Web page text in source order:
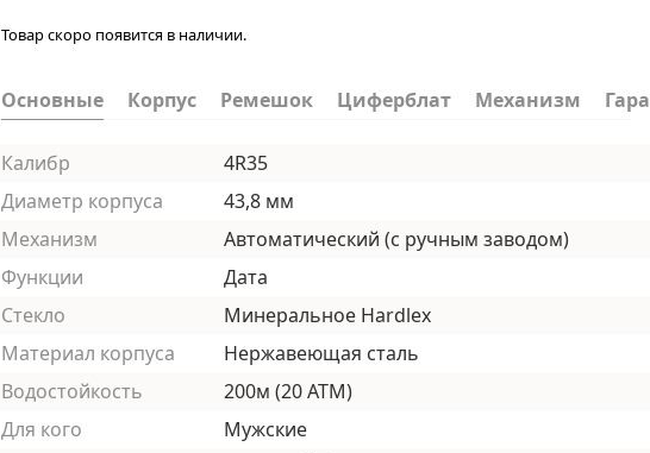
Товар скоро появится в наличии.
Основные Корпус Ремешок Циферблат Механизм
Калибр
4R35
Диаметр корпуса
43,8 мм
Механизм
Автоматический (с ручным заводом)
Функции
Дата
Стекло
Минеральное Hardlex
Материал корпуса
Нержавеющая сталь
Водостойкость
200м (20 АТМ)
Для кого
Мужские